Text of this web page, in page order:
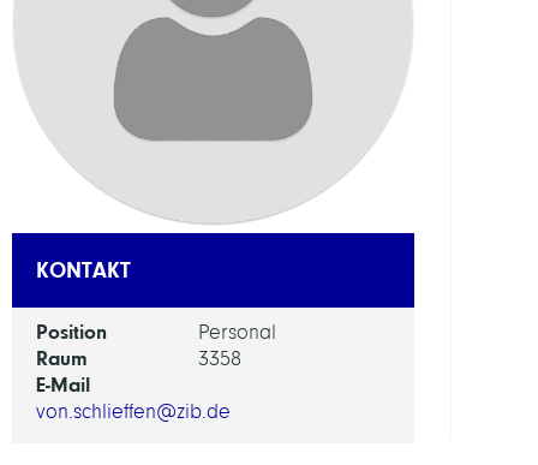
KONTAKT
Position Personal
Raum 3358
E-Mail
von.schlieffen@zib.de